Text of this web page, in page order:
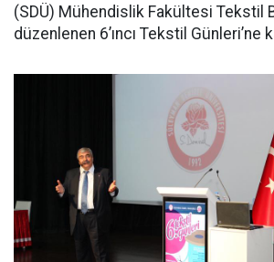
(SDÜ) Mühendislik Fakültesi Tekstil
düzenlenen 6’ıncı Tekstil Günleri’ne